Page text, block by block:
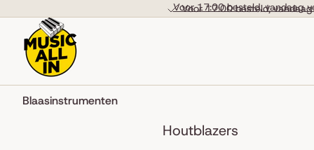
Voor 17:00 besteld,
Voor 17:00 besteld, vandaag
Blaasinstrumenten
Houtblazers